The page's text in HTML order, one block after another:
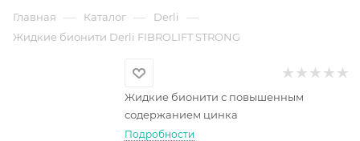
Главная — Каталог — Derli —
Жидкие бионити Derli FIBROLIFT STRONG
Жидкие бионити с повышенным
содержанием цинка
Подробности